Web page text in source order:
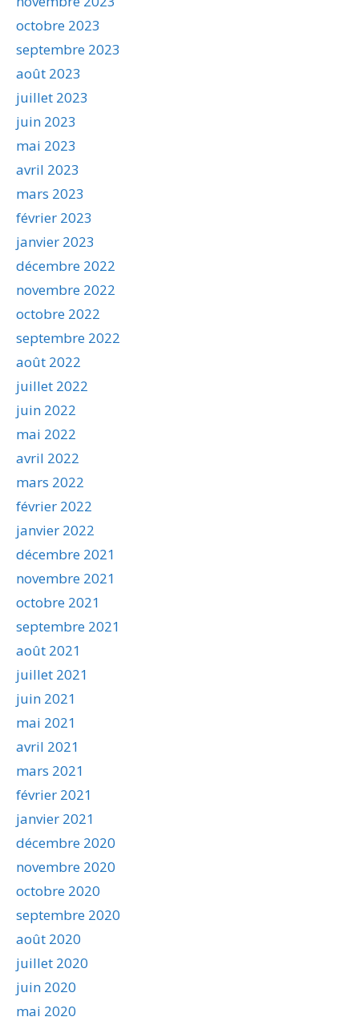
octobre 2023
septembre 2023
août 2023
juillet 2023
juin 2023
mai 2023
avril 2023
mars 2023
février 2023
janvier 2023
décembre 2022
novembre 2022
octobre 2022
septembre 2022
août 2022
juillet 2022
juin 2022
mai 2022
avril 2022
mars 2022
février 2022
janvier 2022
décembre 2021
novembre 2021
octobre 2021
septembre 2021
août 2021
juillet 2021
juin 2021
mai 2021
avril 2021
mars 2021
février 2021
janvier 2021
décembre 2020
novembre 2020
octobre 2020
septembre 2020
août 2020
juillet 2020
juin 2020
mai 2020